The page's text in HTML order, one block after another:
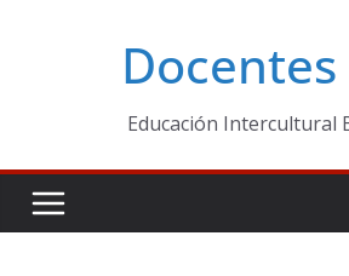
Docentes
Educación Intercultural